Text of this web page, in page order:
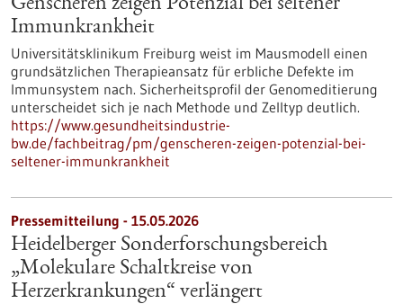
Genscheren zeigen Potenzial bei seltener
Immunkrankheit
Universitätsklinikum Freiburg weist im Mausmodell einen
grundsätzlichen Therapieansatz für erbliche Defekte im
Immunsystem nach. Sicherheitsprofil der Genomeditierung
unterscheidet sich je nach Methode und Zelltyp deutlich.
https://www.gesundheitsindustrie-
bw.de/fachbeitrag/pm/genscheren-zeigen-potenzial-bei-
seltener-immunkrankheit
Pressemitteilung - 15.05.2026
Heidelberger Sonderforschungsbereich
„Molekulare Schaltkreise von
Herzerkrankungen“ verlängert